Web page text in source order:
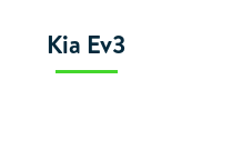
Kia Ev3